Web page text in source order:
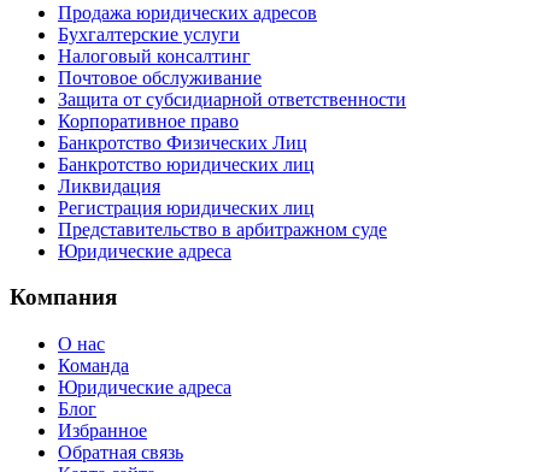
Продажа юридических адресов
Бухгалтерские услуги
Налоговый консалтинг
Почтовое обслуживание
Защита от субсидиарной ответственности
Корпоративное право
Банкротство Физических Лиц
Банкротство юридических лиц
Ликвидация
Регистрация юридических лиц
Представительство в арбитражном суде
Юридические адреса
Компания
О нас
Команда
Юридические адреса
Блог
Избранное
Обратная связь